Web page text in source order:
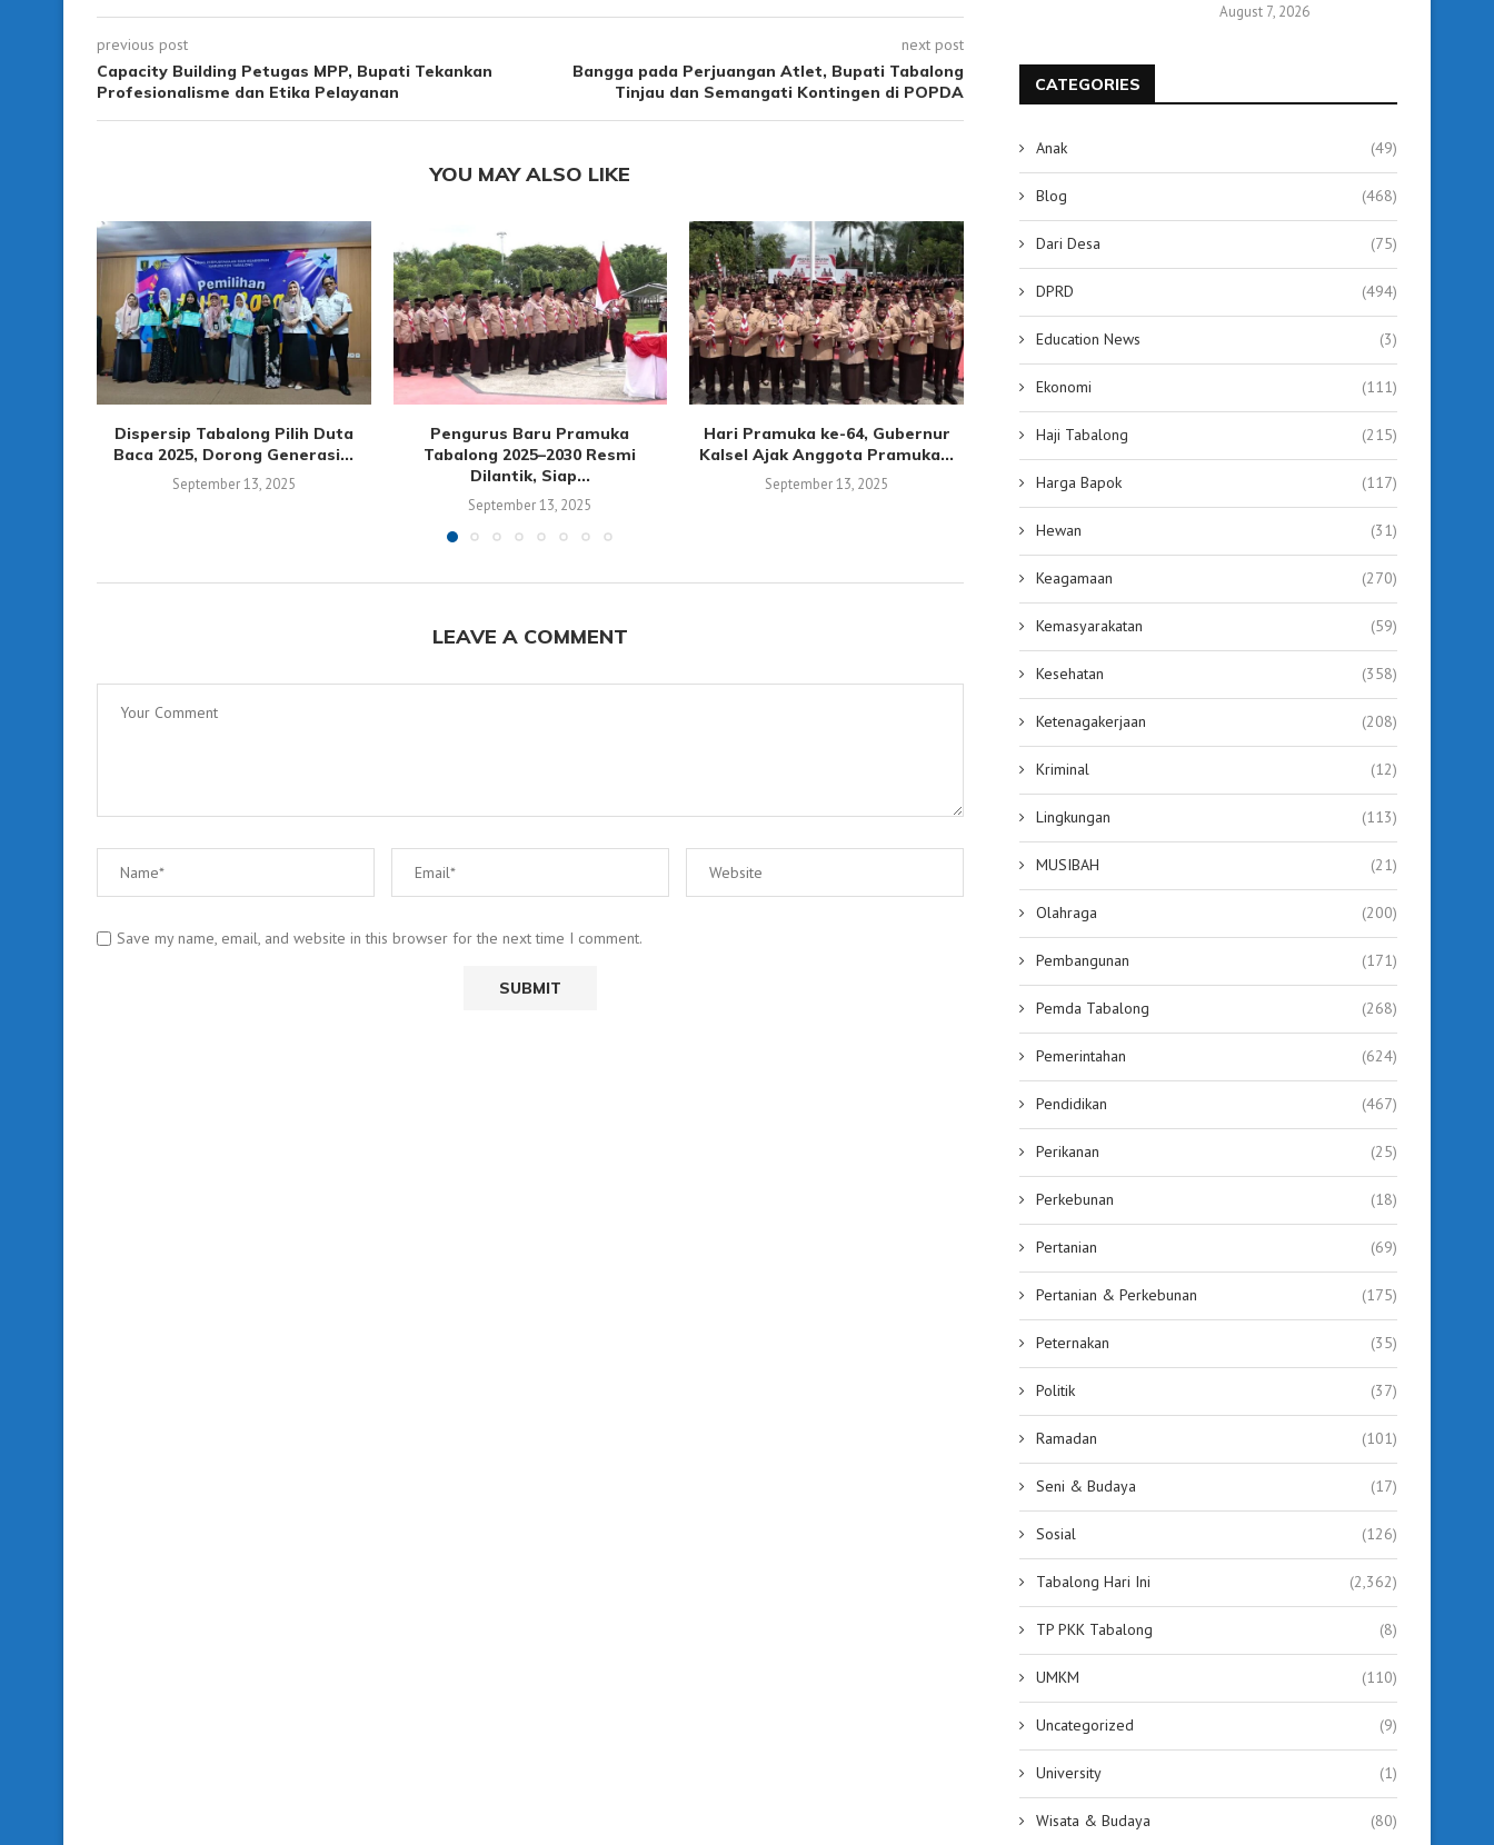
previous post
Capacity Building Petugas MPP, Bupati Tekankan
Profesionalisme dan Etika Pelayanan
next post
Bangga pada Perjuangan Atlet, Bupati Tabalong
Tinjau dan Semangati Kontingen di POPDA
YOU MAY ALSO LIKE
Dispersip Tabalong Pilih Duta
Baca 2025, Dorong Generasi...
September 13, 2025
Pengurus Baru Pramuka
Tabalong 2025–2030 Resmi
Dilantik, Siap...
September 13, 2025
Hari Pramuka ke-64, Gubernur
Kalsel Ajak Anggota Pramuka...
September 13, 2025
KCM Tabalong Diresmikan,
Hadirkan Bioskop Modern
Sekaligus Ruang...
September 12, 2025
Gubernur Kalsel
Bioskop Modern
September 12, 2025
LEAVE A COMMENT
Save my name, email, and website in this browser for the next time I comment.
August 7, 2026
CATEGORIES
Anak (49)
Blog (468)
Dari Desa (75)
DPRD (494)
Education News (3)
Ekonomi (111)
Haji Tabalong (215)
Harga Bapok (117)
Hewan (31)
Keagamaan (270)
Kemasyarakatan (59)
Kesehatan (358)
Ketenagakerjaan (208)
Kriminal (12)
Lingkungan (113)
MUSIBAH (21)
Olahraga (200)
Pembangunan (171)
Pemda Tabalong (268)
Pemerintahan (624)
Pendidikan (467)
Perikanan (25)
Perkebunan (18)
Pertanian (69)
Pertanian & Perkebunan (175)
Peternakan (35)
Politik (37)
Ramadan (101)
Seni & Budaya (17)
Sosial (126)
Tabalong Hari Ini (2,362)
TP PKK Tabalong (8)
UMKM (110)
Uncategorized (9)
University (1)
Wisata & Budaya (80)